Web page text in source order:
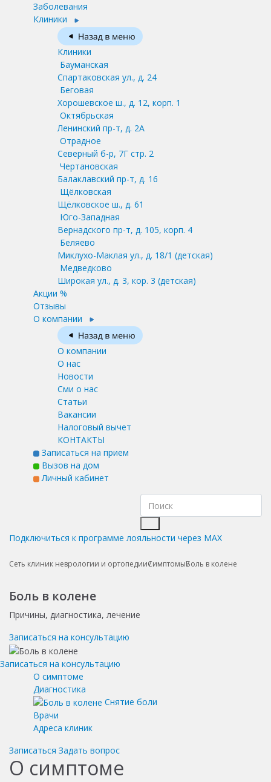
Заболевания
Клиники
Клиники
Бауманская
Спартаковская ул., д. 24
Беговая
Хорошевское ш., д. 12, корп. 1
Октябрьская
Ленинский пр-т, д. 2А
Отрадное
Северный б-р, 7Г стр. 2
Чертановская
Балаклавский пр-т, д. 16
Щёлковская
Щёлковское ш., д. 61
Юго-Западная
Вернадского пр-т, д. 105, корп. 4
Беляево
Миклухо-Маклая ул., д. 18/1 (детская)
Медведково
Широкая ул., д. 3, кор. 3 (детская)
Акции %
Отзывы
О компании
О компании
О нас
Новости
Сми о нас
Статьи
Вакансии
Налоговый вычет
КОНТАКТЫ
Записаться на прием
Вызов на дом
Личный кабинет
Подключиться к программе лояльности через MAX
Сеть клиник неврологии и ортопедииСимптомыБоль в колене
Боль в колене
Причины, диагностика, лечение
Записаться на консультацию
Записаться на консультацию
О симптоме
Диагностика
Снятие боли
Врачи
Адреса клиник
Записаться Задать вопрос
О симптоме